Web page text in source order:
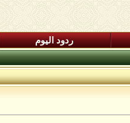
ردود اليوم